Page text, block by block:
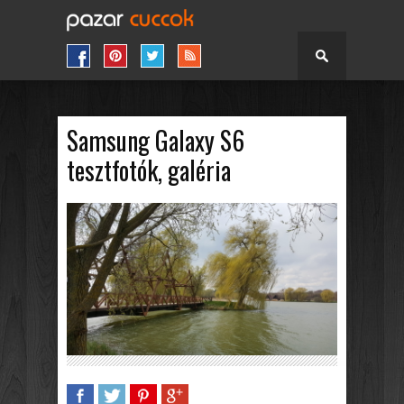
Samsung Galaxy S6
tesztfotók, galéria